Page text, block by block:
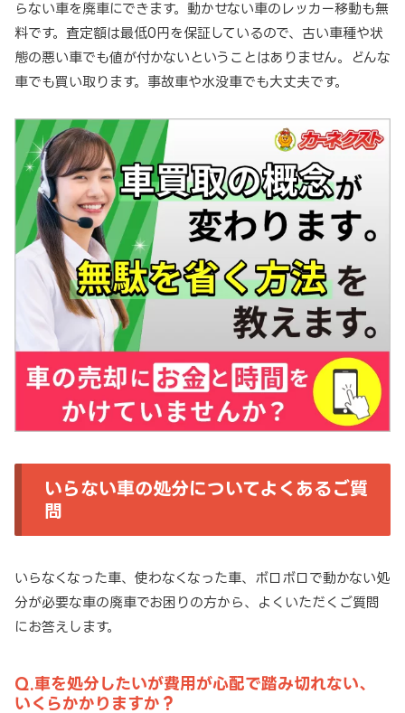
らない車を廃車にできます。動かせない車のレッカー移動も無
料です。査定額は最低0円を保証しているので、古い車種や状
態の悪い車でも値が付かないということはありません。どんな
車でも買い取ります。事故車や水没車でも大丈夫です。
いらない車の処分についてよくあるご質
問
いらなくなった車、使わなくなった車、ボロボロで動かない処
分が必要な車の廃車でお困りの方から、よくいただくご質問
にお答えします。
Q.車を処分したいが費用が心配で踏み切れない、
いくらかかりますか？